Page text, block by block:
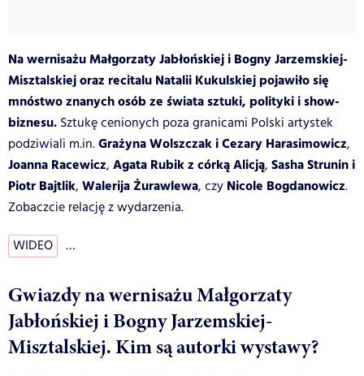
Na wernisażu Małgorzaty Jabłońskiej i Bogny Jarzemskiej-
Misztalskiej oraz recitalu Natalii Kukulskiej pojawiło się
mnóstwo znanych osób ze świata sztuki, polityki i show-
biznesu. Sztukę cenionych poza granicami Polski artystek
podziwiali m.in.Grażyna Wolszczak i Cezary Harasimowicz,
Joanna Racewicz, Agata Rubik z córką Alicją, Sasha Strunin i
Piotr Bajtlik, Walerija Żurawlewa, czy Nicole Bogdanowicz.
Zobaczcie relację z wydarzenia.
WIDEO …
Gwiazdy na wernisażu Małgorzaty
Jabłońskiej i Bogny Jarzemskiej-
Misztalskiej. Kim są autorki wystawy?